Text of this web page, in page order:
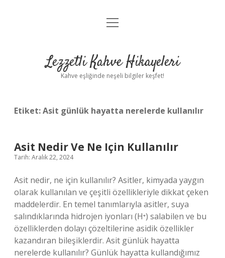
Anasayfa
Yasal Uyarı
menüyü
Lezzetli Kahve Hikayeleri
Kahve eşliğinde neşeli bilgiler keşfet!
Etiket:Asit günlük hayatta nerelerde kullanılır
Asit Nedir Ve Ne Için Kullanılır
Tarih: Aralık 22, 2024
Asit nedir, ne için kullanılır? Asitler, kimyada yaygın
olarak kullanılan ve çeşitli özellikleriyle dikkat çeken
maddelerdir. En temel tanımlarıyla asitler, suya
salındıklarında hidrojen iyonları (H⁺) salabilen ve bu
özelliklerden dolayı çözeltilerine asidik özellikler
kazandıran bileşiklerdir. Asit günlük hayatta
nerelerde kullanılır? Günlük hayatta kullandığımız